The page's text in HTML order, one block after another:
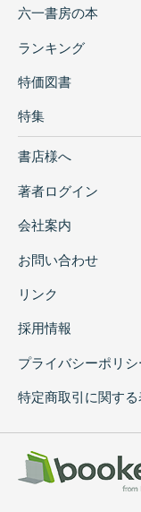
六一書房の本
ランキング
特価図書
特集
書店様へ
著者ログイン
会社案内
お問い合わせ
リンク
採用情報
プライバシーポリシ
特定商取引に関す